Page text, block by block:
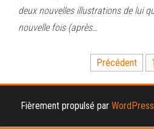
deux nouvelles illustrations de lui
nouvelle fois (après…
des
publications
Précédent
Fièrement propulsé par WordPress